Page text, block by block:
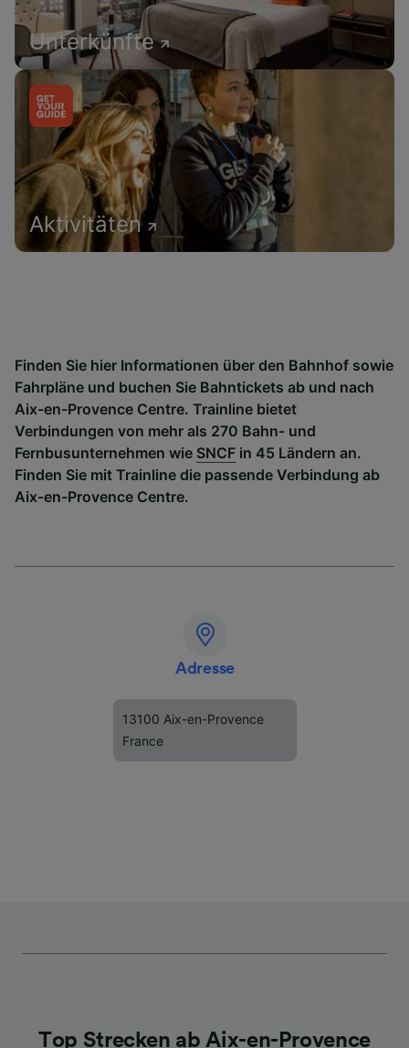
Unterkünfte
Aktivitäten
Finden Sie hier Informationen über den Bahnhof sowie
Fahrpläne und buchen Sie Bahntickets ab und nach
Aix-en-Provence Centre. Trainline bietet
Verbindungen von mehr als 270 Bahn- und
Fernbusunternehmen wie SNCF in 45 Ländern an.
Finden Sie mit Trainline die passende Verbindung ab
Aix-en-Provence Centre.
Adresse
13100 Aix-en-Provence
France
Top Strecken ab Aix-en-Provence